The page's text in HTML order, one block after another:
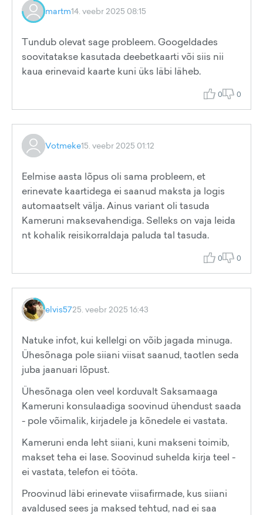
martm14. veebr 2025 08:15
Tundub olevat sage probleem. Googeldades
soovitatakse kasutada deebetkaarti või siis nii
kaua erinevaid kaarte kuni üks läbi läheb.
0 0
Votmeke15. veebr 2025 01:12
Eelmise aasta lõpus oli sama probleem, et
erinevate kaartidega ei saanud maksta ja logis
automaatselt välja. Ainus variant oli tasuda
Kameruni maksevahendiga. Selleks on vaja leida
nt kohalik reisikorraldaja paluda tal tasuda.
0 0
elvis5725. veebr 2025 16:43
Natuke infot, kui kellelgi on võib jagada minuga.
Ühesõnaga pole siiani viisat saanud, taotlen seda
juba jaanuari lõpust.
Ühesõnaga olen veel korduvalt Saksamaaga
Kameruni konsulaadiga soovinud ühendust saada
- pole võimalik, kirjadele ja kõnedele ei vastata.
Kameruni enda leht siiani, kuni makseni toimib,
makset teha ei lase. Soovinud suhelda kirja teel -
ei vastata, telefon ei tööta.
Proovinud läbi erinevate viisafirmade, kus siiani
avaldused sees ja maksed tehtud, nad ei saa